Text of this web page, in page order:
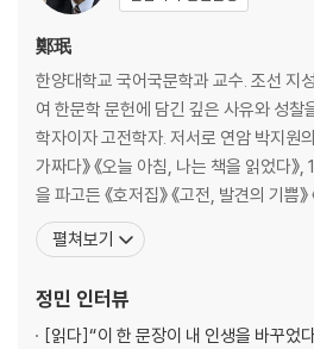
사도세자와 그의 스승들 ― 사도세자 친필
춘방관들의 편지
불운한 실학자의 비원(悲願) ― 실학자 이
국방 기획
이덕무와 성대중, 글로 오간 마음 ― 필사본
대중의 친필 서문
가짜 그림의 기구한 유전(流轉) ― 박제
오늘 밤 아롱진 달, 초가집을 뚫겠네 ― 제
한 장의 그림에서 시작된 추적 ― 19세기 말
서예가 조옥파 미스터리
鄭珉
한양대학교 국어국문학과 교수. 조선 지
여 한문학 문헌에 담긴 깊은 사유와 성찰
학자이자 고전학자. 저서로 연암 박지원의 산문을 살핀 《비슷한 것은
가짜다》 《오늘 아침, 나는 책을 읽었다
을 파고든 《호저집》 《고전, 발견의 기쁨》
진 실학자 이덕리와 동다기》 《미쳐야 미
구한 《우리 한시 삼백수》 《한시 미학 산
한 《한국의 다서》 《
펼쳐보기
정민 인터뷰
[읽다]“이 한 문장이 내 인생을 바꾸었